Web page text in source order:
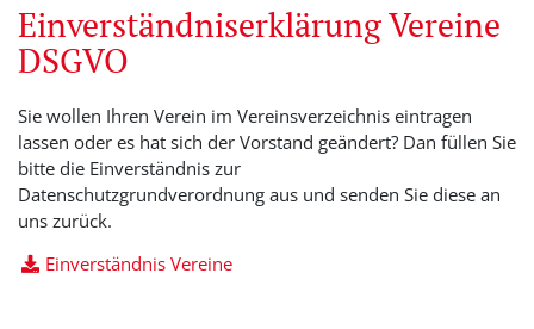
Einverständniserklärung Vereine
DSGVO
Sie wollen Ihren Verein im Vereinsverzeichnis eintragen
lassen oder es hat sich der Vorstand geändert? Dan füllen Sie
bitte die Einverständnis zur
Datenschutzgrundverordnung aus und senden Sie diese an
uns zurück.
Einverständnis Vereine